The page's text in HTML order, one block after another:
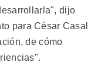
dijo
para César Casal
de cómo